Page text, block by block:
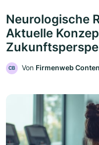
Neurologische
Aktuelle
CB Von Firmenweb